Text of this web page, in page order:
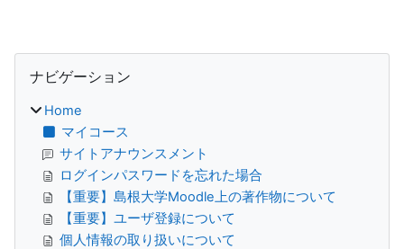
ブロック
ナビゲーション
Home
マイコース
サイトアナウンスメント
ログインパスワードを忘れた場合
【重要】島根大学Moodle上の著作物について
【重要】ユーザ登録について
個人情報の取り扱いについて